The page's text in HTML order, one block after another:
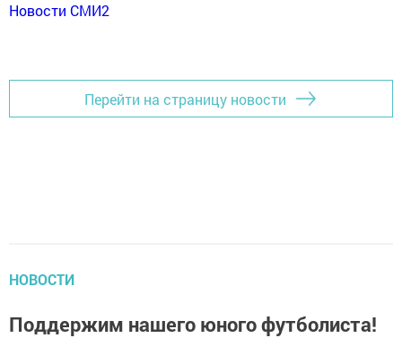
Новости СМИ2
Перейти на страницу новости
НОВОСТИ
Поддержим нашего юного футболиста!